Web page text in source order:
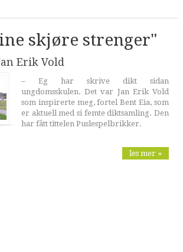
skjøre strenger"
Erik Vold
– Eg har skrive dikt sidan
ungdomsskulen. Det var Jan Erik Vold
som inspirerte meg, fortel Bent Eia, som
er aktuell med si femte diktsamling. Den
har fått tittelen Puslespelbrikker.
les mer »